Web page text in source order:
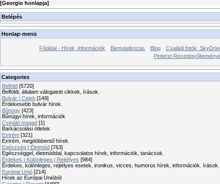
[Georgio honlapja]
Belépés
Honlap-menü
Főoldal - Hírek, információk Bemutatkozás Blog
Családi
Pinterst
Categories
Belföld [5720]
Belföldi, általam válogatott cikkek, írások.
Bulvár | Celeb [149]
Érdekesebb bulvár hírek.
Bűnügy [423]
Bűnügyi hírek, információk
Csináld magad [1]
Barkácsolási ötletek
Extrém [321]
Extrém, megdöbbentő hírek.
Egészség | Életmód [763]
Egészséggel, életmóddal, kapcsolatos hírek, információk, tanácsok.
Érdekes | Különleges | Rejtélyes [984]
Érdekes, különleges, rejtélyes esetek, ironikus, vicces, humoros hírek, információk. írások.
Európai Unió [214]
Hírek az Európai Unióból